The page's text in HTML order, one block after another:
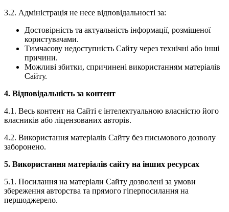
3.2. Адміністрація не несе відповідальності за:
Достовірність та актуальність інформації, розміщеної
користувачами.
Тимчасову недоступність Сайту через технічні або інші
причини.
Можливі збитки, спричинені використанням матеріалів
Сайту.
4. Відповідальність за контент
4.1. Весь контент на Сайті є інтелектуальною власністю його
власників або ліцензованих авторів.
4.2. Використання матеріалів Сайту без письмового дозволу
заборонено.
5. Використання матеріалів сайту на інших ресурсах
5.1. Посилання на матеріали Сайту дозволені за умови
збереження авторства та прямого гіперпосилання на
першоджерело.